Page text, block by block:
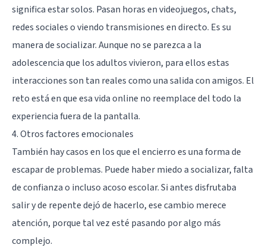
significa estar solos. Pasan horas en videojuegos, chats,
redes sociales o viendo transmisiones en directo. Es su
manera de socializar. Aunque no se parezca a la
adolescencia que los adultos vivieron, para ellos estas
interacciones son tan reales como una salida con amigos. El
reto está en que esa vida online no reemplace del todo la
experiencia fuera de la pantalla.
4. Otros factores emocionales
También hay casos en los que el encierro es una forma de
escapar de problemas. Puede haber miedo a socializar, falta
de confianza o incluso acoso escolar. Si antes disfrutaba
salir y de repente dejó de hacerlo, ese cambio merece
atención, porque tal vez esté pasando por algo más
complejo.